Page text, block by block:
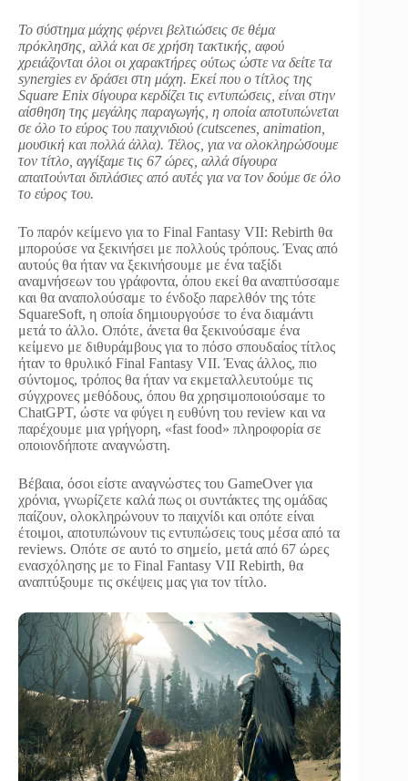
Το σύστημα μάχης φέρνει βελτιώσεις σε θέμα
πρόκλησης, αλλά και σε χρήση τακτικής, αφού
χρειάζονται όλοι οι χαρακτήρες ούτως ώστε να δείτε τα
synergies εν δράσει στη μάχη. Εκεί που ο τίτλος της
Square Enix σίγουρα κερδίζει τις εντυπώσεις, είναι στην
αίσθηση της μεγάλης παραγωγής, η οποία αποτυπώνεται
σε όλο το εύρος του παιχνιδιού (cutscenes, animation,
μουσική και πολλά άλλα). Τέλος, για να ολοκληρώσουμε
τον τίτλο, αγγίξαμε τις 67 ώρες, αλλά σίγουρα
απαιτούνται διπλάσιες από αυτές για να τον δούμε σε όλο
το εύρος του.
Το παρόν κείμενο για το Final Fantasy VII: Rebirth θα
μπορούσε να ξεκινήσει με πολλούς τρόπους. Ένας από
αυτούς θα ήταν να ξεκινήσουμε με ένα ταξίδι
αναμνήσεων του γράφοντα, όπου εκεί θα αναπτύσσαμε
και θα αναπολούσαμε το ένδοξο παρελθόν της τότε
SquareSoft, η οποία δημιουργούσε το ένα διαμάντι
μετά το άλλο. Οπότε, άνετα θα ξεκινούσαμε ένα
κείμενο με διθυράμβους για το πόσο σπουδαίος τίτλος
ήταν το θρυλικό Final Fantasy VII. Ένας άλλος, πιο
σύντομος, τρόπος θα ήταν να εκμεταλλευτούμε τις
σύγχρονες μεθόδους, όπου θα χρησιμοποιούσαμε το
ChatGPT, ώστε να φύγει η ευθύνη του review και να
παρέχουμε μια γρήγορη, «fast food» πληροφορία σε
οποιονδήποτε αναγνώστη.
Βέβαια, όσοι είστε αναγνώστες του GameOver για
χρόνια, γνωρίζετε καλά πως οι συντάκτες της ομάδας
παίζουν, ολοκληρώνουν το παιχνίδι και οπότε είναι
έτοιμοι, αποτυπώνουν τις εντυπώσεις τους μέσα από τα
reviews. Οπότε σε αυτό το σημείο, μετά από 67 ώρες
ενασχόλησης με το Final Fantasy VII Rebirth, θα
αναπτύξουμε τις σκέψεις μας για τον τίτλο.